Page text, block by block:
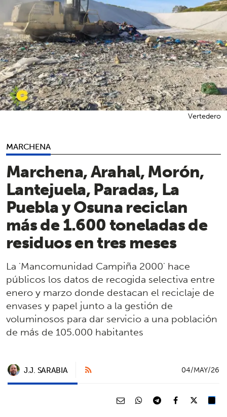
MARCHENA
Marchena, Arahal, Morón,
Lantejuela, Paradas, La
Puebla y Osuna reciclan
más de 1.600 toneladas de
residuos en tres meses
La 'Mancomunidad Campiña 2000' hace
públicos los datos de recogida selectiva entre
enero y marzo donde destacan el reciclaje de
envases y papel junto a la gestión de
voluminosos para dar servicio a una población
de más de 105.000 habitantes
Vertedero
J.J. SARABIA 04/MAY/26